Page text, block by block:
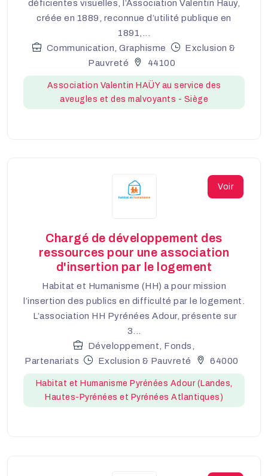
déficientes visuelles, l’Association Valentin Haüy,
créée en 1889, reconnue d’utilité publique en
1891,...
Communication, Graphisme
Exclusion &
Pauvreté
44100
Association Valentin HAÜY au service des
aveugles et des malvoyants - Siège
Voir
Chargé de développement des
ressources pour une association
d'insertion par le logement
Habitat et Humanisme (HH) a pour mission
l’insertion des publics en difficulté par le logement.
L’association HH Pyrénées Adour, présente sur
3...
Développement, Fonds,
Partenariats
Exclusion & Pauvreté 64000
Habitat et Humanisme Pyrénées Adour (Landes,
Hautes-Pyrénées et Pyrénées Atlantiques)